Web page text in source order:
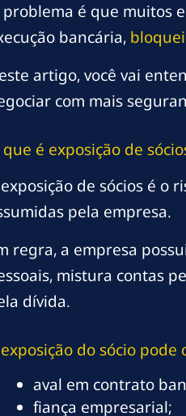
problema é que muitos
bancária,
artigo, você vai
com mais
que é exposição de
de sócios é o
pela empresa.
regra, a empresa
mistura contas
dívida.
do sócio
aval em contrato
fiança empresarial;